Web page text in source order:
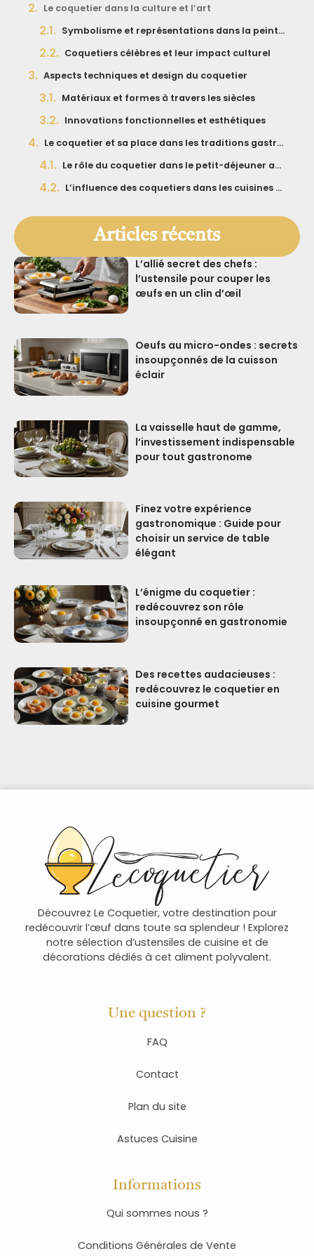
Le coquetier dans la culture et l’art
Symbolisme et représentations dans la peinture
Coquetiers célèbres et leur impact culturel
Aspects techniques et design du coquetier
Matériaux et formes à travers les siècles
Innovations fonctionnelles et esthétiques
Le coquetier et sa place dans les traditions gastronomiques
Le rôle du coquetier dans le petit-déjeuner anglais
L’influence des coquetiers dans les cuisines du monde
Articles récents
L’allié secret des chefs :
l’ustensile pour couper les
œufs en un clin d’œil
Oeufs au micro-ondes : secrets
insoupçonnés de la cuisson
éclair
La vaisselle haut de gamme,
l’investissement indispensable
pour tout gastronome
Finez votre expérience
gastronomique : Guide pour
choisir un service de table
élégant
L’énigme du coquetier :
redécouvrez son rôle
insoupçonné en gastronomie
Des recettes audacieuses :
redécouvrez le coquetier en
cuisine gourmet
Découvrez Le Coquetier, votre destination pour
redécouvrir l’œuf dans toute sa splendeur ! Explorez
notre sélection d’ustensiles de cuisine et de
décorations dédiés à cet aliment polyvalent.
Une question ?
FAQ
Contact
Plan du site
Astuces Cuisine
Informations
Qui sommes nous ?
Conditions Générales de Vente